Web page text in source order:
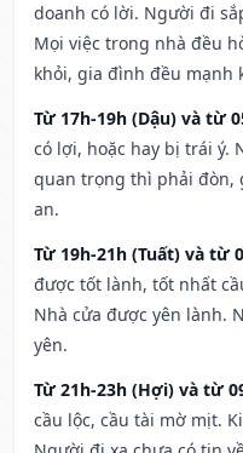
doanh có lời. Người đi
Mọi việc trong nhà đều
khỏi, gia đình đều mạnh
Từ 17h-19h (Dậu) và từ
có lợi, hoặc hay bị trái ý.
quan trọng thì phải đòn,
an.
Từ 19h-21h (Tuất) và từ
được tốt lành, tốt nhất
Nhà cửa được yên lành.
yên.
Từ 21h-23h (Hợi) và từ
cầu lộc, cầu tài mờ mịt.